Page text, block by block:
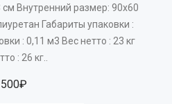
Внутренний размер: 90х60
Габариты упаковки :
: 0,11 м3 Вес нетто : 23 кг
: 26 кг..